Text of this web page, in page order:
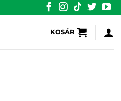
KOSÁR